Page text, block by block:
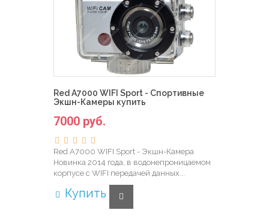
Red A7000 WIFI Sport - Спортивные
Экшн-Камеры купить
7000 руб.
Red A7000 WIFI Sport - Экшн-Камера
Новинка 2014 года, в водонепроницаемом
корпусе с WIFI передачей данных...
Купить